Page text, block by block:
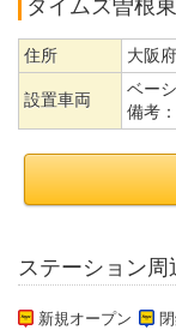
タイムズ曽根
住所 大阪
設置車両
ベー
備考：
ステーション周
新規オープン